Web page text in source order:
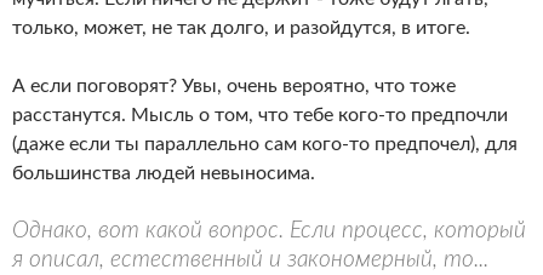
только, может, не так долго, и разойдутся, в итоге.
А если поговорят? Увы, очень вероятно, что тоже
расстанутся. Мысль о том, что тебе кого-то предпочли
(даже если ты параллельно сам кого-то предпочел), для
большинства людей невыносима.
Однако, вот какой вопрос. Если процесс, который
я описал, естественный и закономерный, то...